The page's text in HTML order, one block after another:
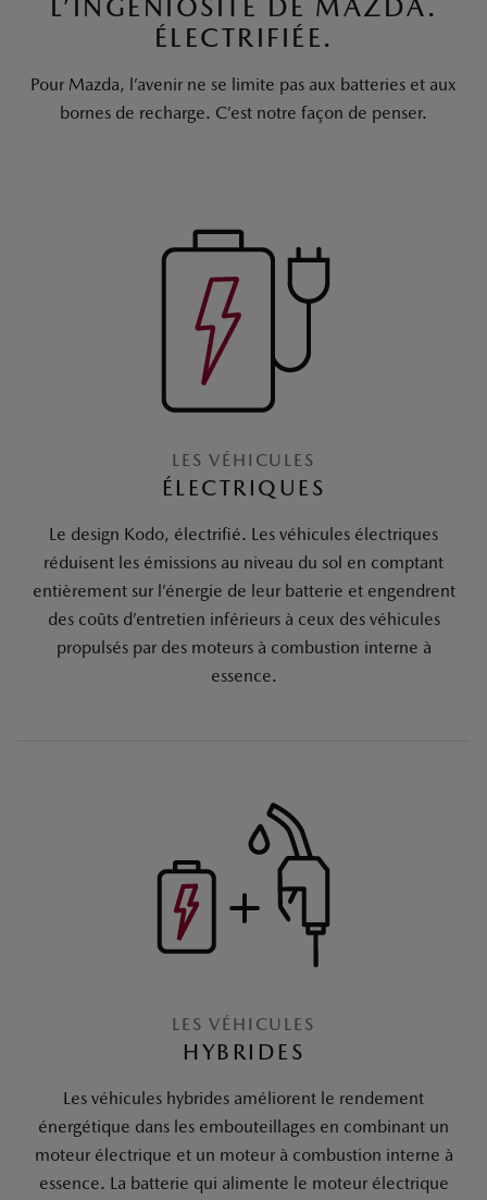
L’INGÉNIOSITÉ DE MAZDA.
ÉLECTRIFIÉE.
Pour Mazda, l’avenir ne se limite pas aux batteries et aux
bornes de recharge. C’est notre façon de penser.
LES VÉHICULES
ÉLECTRIQUES
Le design Kodo, électrifié. Les véhicules électriques
réduisent les émissions au niveau du sol en comptant
entièrement sur l’énergie de leur batterie et engendrent
des coûts d’entretien inférieurs à ceux des véhicules
propulsés par des moteurs à combustion interne à
essence.
LES VÉHICULES
HYBRIDES
Les véhicules hybrides améliorent le rendement
énergétique dans les embouteillages en combinant un
moteur électrique et un moteur à combustion interne à
essence. La batterie qui alimente le moteur électrique